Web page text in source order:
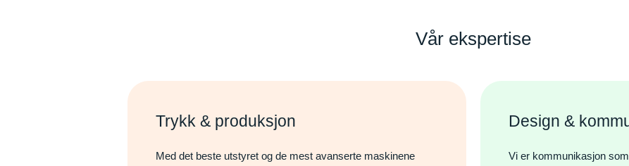
Vår ekspertise
Trykk & produksjon
Med det beste utstyret og de mest avanserte maskinene
Design &
Vi er kommunikasjon